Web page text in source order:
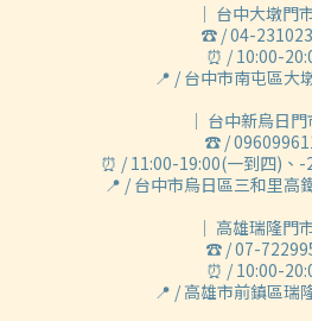
｜ 台中大墩門
☎ / 04-
⏰ / 10:00-
📍 / 台中市南屯區大
｜ 台中新烏日門
☎ /
⏰ / 11:00-19:00(一到四)、-
📍 / 台中市烏日區三和里高
｜ 高雄瑞隆門
☎ / 07-
⏰ / 10:00-
📍 / 高雄市前鎮區瑞